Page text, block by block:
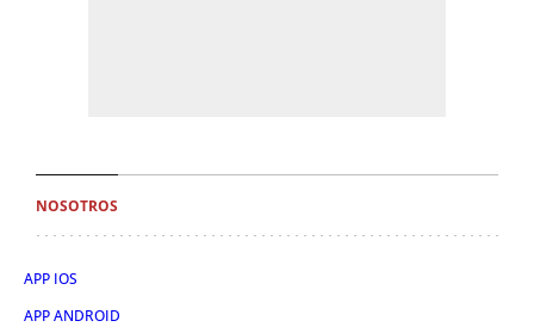
NOSOTROS
APP IOS
APP ANDROID